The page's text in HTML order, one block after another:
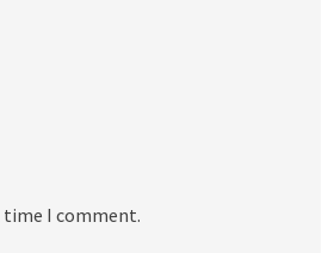
time I comment.